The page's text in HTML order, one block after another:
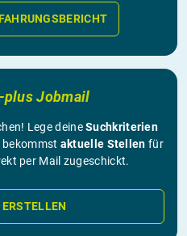
plus Jobmail
Lege deineSuchkriterien
aktuelle Stellen für
per Mail zugeschickt.